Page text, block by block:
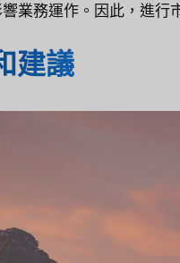
業務運作。因此，進行
建議